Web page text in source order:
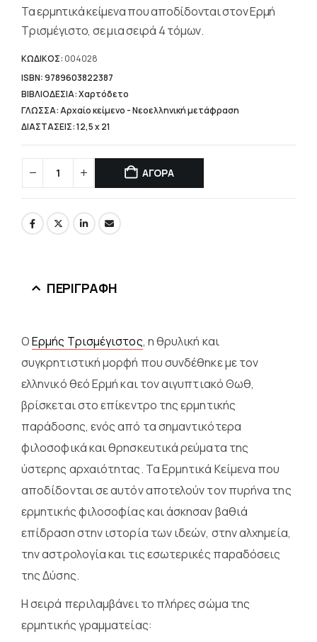
είναι:
39,35 €.
Τα ερμητικά κείμενα που αποδίδονται στον Ερμή
Τρισμέγιστο, σε μια σειρά 4 τόμων.
ΚΩΔΙΚΟΣ: 004028
ISBN: 9789603822387
ΒΙΒΛΙΟΔΕΣΙΑ: Χαρτόδετο
ΓΛΩΣΣΑ: Αρχαίο κείμενο - Νεοελληνική μετάφραση
ΔΙΑΣΤΑΣΕΙΣ: 12,5 x 21
ΑΓΟΡΑ
ΠΕΡΙΓΡΑΦΉ
ΟΕρμής Τρισμέγιστος, η θρυλική και
συγκρητιστική μορφή που συνδέθηκε με τον
ελληνικό θεό Ερμή και τον αιγυπτιακό Θωθ,
βρίσκεται στο επίκεντρο της ερμητικής
παράδοσης, ενός από τα σημαντικότερα
φιλοσοφικά και θρησκευτικά ρεύματα της
ύστερης αρχαιότητας. Τα Ερμητικά Κείμενα που
αποδίδονται σε αυτόν αποτελούν τον πυρήνα της
ερμητικής φιλοσοφίας και άσκησαν βαθιά
επίδραση στην ιστορία των ιδεών, στην αλχημεία,
την αστρολογία και τις εσωτερικές παραδόσεις
της Δύσης.
Η σειρά περιλαμβάνει το πλήρες σώμα της
ερμητικής γραμματείας: